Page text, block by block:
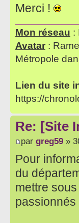
Merci !
Mon réseau :
Avatar :
Métropole
Lien du site
https://
Re: [Site
par greg59 »
Pour
du
mettre
passionnés